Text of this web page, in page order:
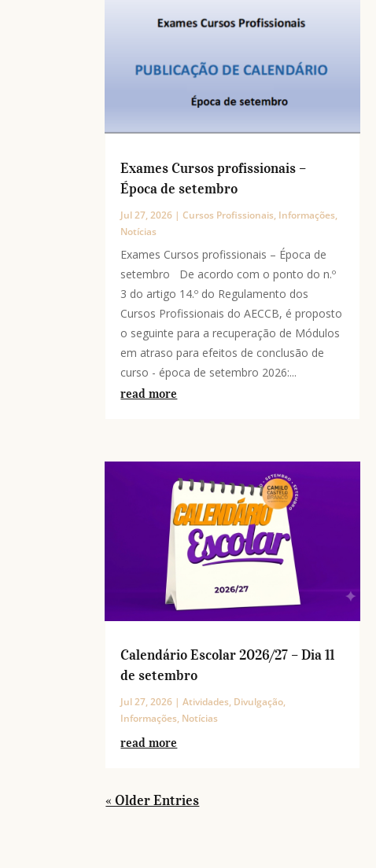
Exames Cursos profissionais –
Época de setembro
Jul 27, 2026 |Cursos Profissionais, Informações,
Notícias
Exames Cursos profissionais – Época de
setembro De acordo com o ponto do n.º
3 do artigo 14.º do Regulamento dos
Cursos Profissionais do AECCB, é proposto
o seguinte para a recuperação de Módulos
em atraso para efeitos de conclusão de
curso - época de setembro 2026:...
read more
Calendário Escolar 2026/27 – Dia 11
de setembro
Jul 27, 2026 |Atividades, Divulgação,
Informações, Notícias
read more
« Older Entries